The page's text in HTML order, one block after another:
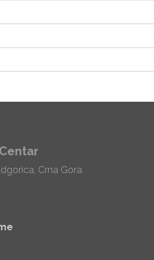
Crna Gora